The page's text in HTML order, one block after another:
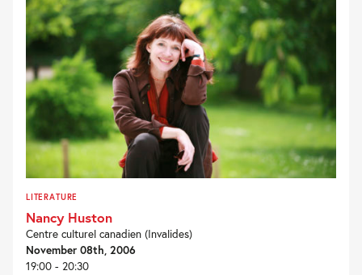
LITERATURE
Nancy Huston
Centre culturel canadien (Invalides)
November 08th, 2006
19:00 - 20:30